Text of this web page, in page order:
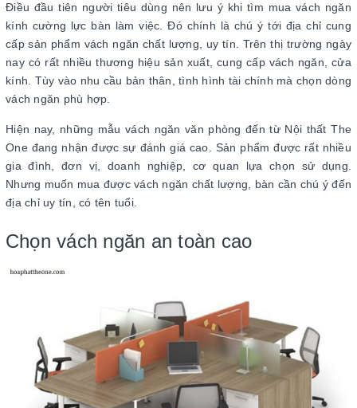
Điều đầu tiên người tiêu dùng nên lưu ý khi tìm mua vách ngăn
kính cường lực bàn làm việc. Đó chính là chú ý tới địa chỉ cung
cấp sản phẩm vách ngăn chất lượng, uy tín. Trên thị trường ngày
nay có rất nhiều thương hiệu sản xuất, cung cấp vách ngăn, cửa
kính. Tùy vào nhu cầu bản thân, tình hình tài chính mà chọn dòng
vách ngăn phù hợp.
Hiện nay, những mẫu vách ngăn văn phòng đến từ Nội thất The
One đang nhận được sự đánh giá cao. Sản phẩm được rất nhiều
gia đình, đơn vị, doanh nghiệp, cơ quan lựa chọn sử dụng.
Nhưng muốn mua được vách ngăn chất lượng, bàn cần chú ý đến
địa chỉ uy tín, có tên tuổi.
Chọn vách ngăn an toàn cao